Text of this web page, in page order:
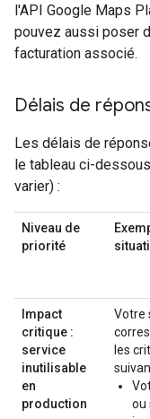
l'API Google Maps
pouvez aussi poser
facturation associé.
Délais de
Les délais de
le tableau ci-
varier) :
Niveau de
priorité
Impact
critique :
service
inutilisable
en
production
Votre
les
ou